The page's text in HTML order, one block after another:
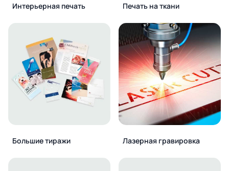
Интерьерная печать Печать на ткани
Большие тиражи Лазерная гравировка